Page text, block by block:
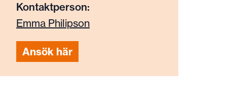
Kontaktperson:
Emma Philipson
Ansök här